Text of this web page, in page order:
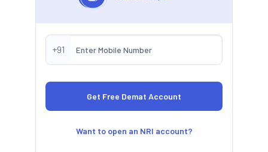
+91
Want to open an NRI account?